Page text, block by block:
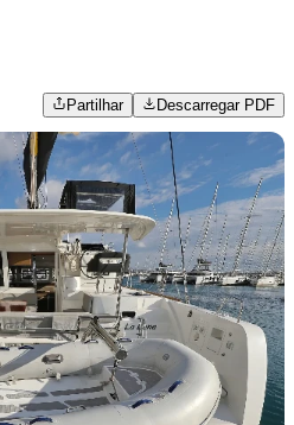
Partilhar Descarregar PDF